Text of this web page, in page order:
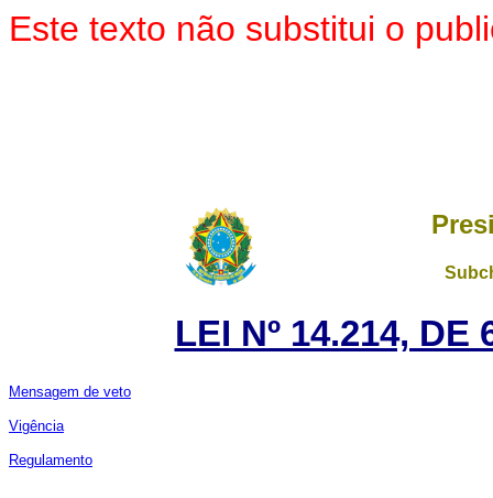
Este texto não substitui o
LEI Nº 14.214, DE
Mensagem de veto
Vigência
Regulamento